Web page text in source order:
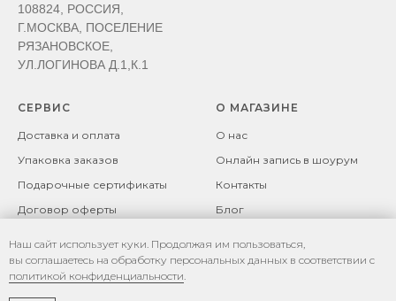
Наш сайт использует куки. Продолжая им пользоваться,
вы соглашаетесь на обработку персональных данных в соответствии с
политикой конфиденциальности.
108824, РОССИЯ,
Г.МОСКВА, ПОСЕЛЕНИЕ
РЯЗАНОВСКОЕ,
УЛ.ЛОГИНОВА Д.1,К.1
СЕРВИС
Доставка и оплата
Упаковка заказов
Подарочные сертификаты
Договор оферты
Рекомендации по уходу за
изделиями
О МАГАЗИНЕ
О нас
Онлайн запись в шоурум
Контакты
Блог
конфиденциальности